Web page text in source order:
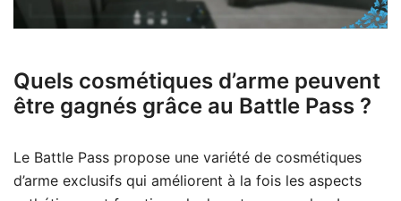
Quels cosmétiques d’arme peuvent
être gagnés grâce au Battle Pass ?
Le Battle Pass propose une variété de cosmétiques
d’arme exclusifs qui améliorent à la fois les aspects